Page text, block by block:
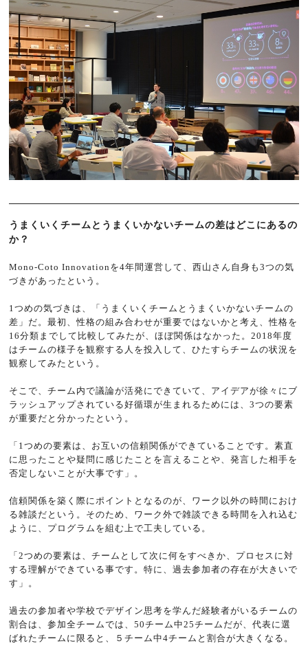
うまくいくチームとうまくいかないチームの差はどこにあるの
か？
Mono-Coto Innovationを4年間運営して、西山さん自身も3つの気
づきがあったという。
1つめの気づきは、「うまくいくチームとうまくいかないチームの
差」だ。最初、性格の組み合わせが重要ではないかと考え、性格を
16分類までして比較してみたが、ほぼ関係はなかった。2018年度
はチームの様子を観察する人を投入して、ひたすらチームの状況を
観察してみたという。
そこで、チーム内で議論が活発にできていて、アイデアが徐々にブ
ラッシュアップされている好循環が生まれるためには、3つの要素
が重要だと分かったという。
「1つめの要素は、お互いの信頼関係ができていることです。素直
に思ったことや疑問に感じたことを言えることや、発言した相手を
否定しないことが大事です」。
信頼関係を築く際にポイントとなるのが、ワーク以外の時間におけ
る雑談だという。そのため、ワーク外で雑談できる時間を入れ込む
ように、プログラムを組む上で工夫している。
「2つめの要素は、チームとして次に何をすべきか、プロセスに対
する理解ができている事です。特に、過去参加者の存在が大きいで
す」。
過去の参加者や学校でデザイン思考を学んだ経験者がいるチームの
割合は、参加全チームでは、50チーム中25チームだが、代表に選
ばれたチームに限ると、５チーム中4チームと割合が大きくなる。